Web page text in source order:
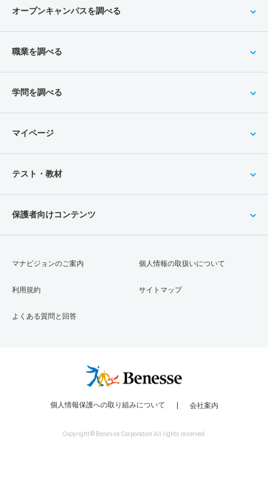
オープンキャンパスを調べる
職業を調べる
学問を調べる
マイページ
テスト・教材
保護者向けコンテンツ
マナビジョンのご案内
利用規約
よくある質問と回答
個人情報の取扱いについて
サイトマップ
個人情報保護への取り組みについて 会社案内
Copyright © Benesse Corporation All rights reserved.